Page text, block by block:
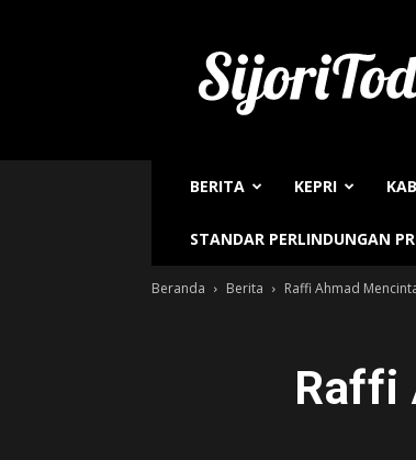
Today
BERITA KEPRI
STANDAR PERLINDUNGAN
Beranda Berita Raffi Ahmad
Raffi